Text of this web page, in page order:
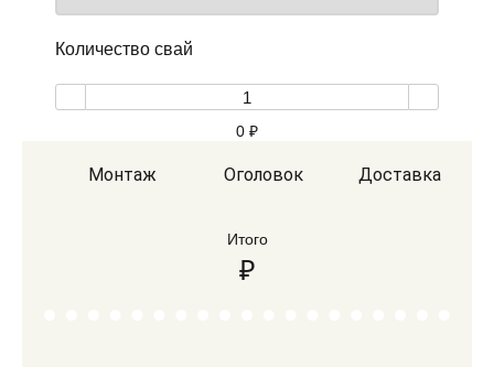
Количество свай
0 ₽
Монтаж Оголовок Доставка
Итого
₽